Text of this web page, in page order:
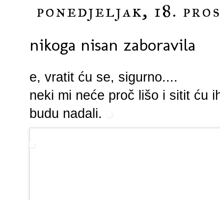
ponedjeljak, 18.
nikoga nisan zaboravila
e, vratit ću se, sigurno....
neki mi neće proč lišo i sitit ću
budu nadali.